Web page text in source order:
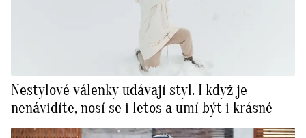
Nestylové válenky udávají styl. I když je
nenávidíte, nosí se i letos a umí být i krásné